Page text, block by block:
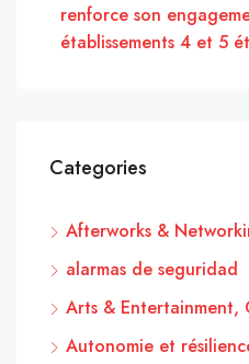
renforce son
établissements 4 et 5
Categories
Afterworks &
alarmas de seguridad
Arts & Entertainment,
Autonomie et